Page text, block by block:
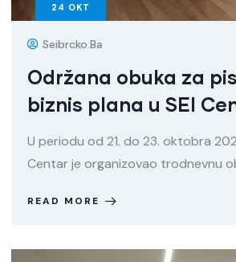
24 OKT
Seibrcko.ba
Održana obuka za
biznis plana u SEI
U periodu od 21. do 23. oktobra
Centar je organizovao trodnevnu
READ MORE